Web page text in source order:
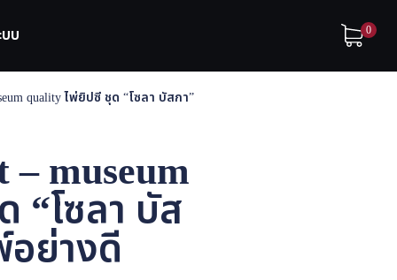
บ 0
quality ไพ่ยิปซี ชุด “โซลา บัสกา”
– museum
“โซลา บัส
ย่างดี